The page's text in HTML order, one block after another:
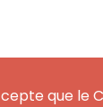
que le